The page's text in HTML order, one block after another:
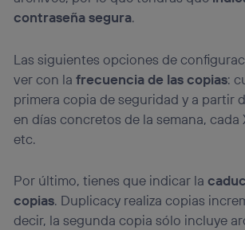
contraseña segura.
Las siguientes opciones de
ver con lafrecuencia de las copias:
primera copia de seguridad y a partir
en días concretos de la semana, cada
etc.
Por último, tienes que indicar la
copias. Duplicacy realiza copias
decir, la segunda copia sólo incluye